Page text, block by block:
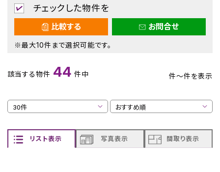
チェックした物件を
比較する お問合せ
※最大10件まで選択可能です。
該当する物件 44 件中 件～件を表示
リスト表示 写真表示 間取り表示